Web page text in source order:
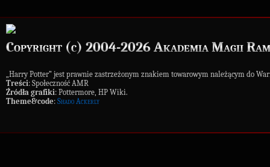
Copyright (c) 2004-2026 Akademia Magii
„Harry Potter” jest prawnie zastrzeżonym znakiem towarowym należącym do
Treści: Społeczność AMR
Źródła grafiki: Pottermore, HP Wiki.
Theme&code: Shado Ackerly